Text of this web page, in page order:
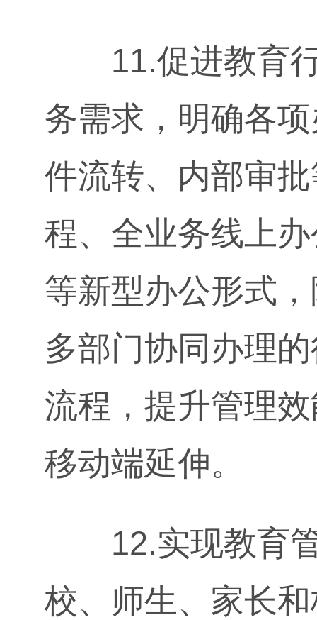
11.促进教育行
务需求，明确各
件流转、内部审
程、全业务线上
等新型办公形式
多部门协同办理
流程，提升管理
移动端延伸。
12.实现教育管
校、师生、家长